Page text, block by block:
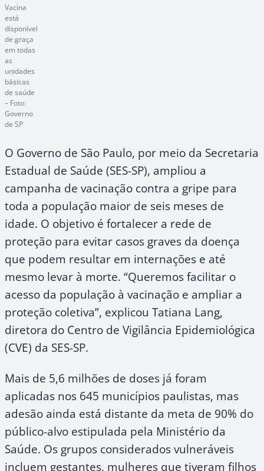
Vacina
está
disponível
de graça
em todas
as
unidades
básicas
de saúde
– Foto:
Governo
de SP
O Governo de São Paulo, por meio da Secretaria
Estadual de Saúde (SES-SP), ampliou a
campanha de vacinação contra a gripe para
toda a população maior de seis meses de
idade. O objetivo é fortalecer a rede de
proteção para evitar casos graves da doença
que podem resultar em internações e até
mesmo levar à morte. “Queremos facilitar o
acesso da população à vacinação e ampliar a
proteção coletiva”, explicou Tatiana Lang,
diretora do Centro de Vigilância Epidemiológica
(CVE) da SES-SP.
Mais de 5,6 milhões de doses já foram
aplicadas nos 645 municípios paulistas, mas
adesão ainda está distante da meta de 90% do
público-alvo estipulada pela Ministério da
Saúde. Os grupos considerados vulneráveis
incluem gestantes, mulheres que tiveram filhos